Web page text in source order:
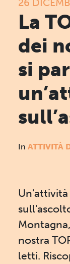
26
La
dei
si
In ATTIVITÀ
Un'attività
nostra
letti.